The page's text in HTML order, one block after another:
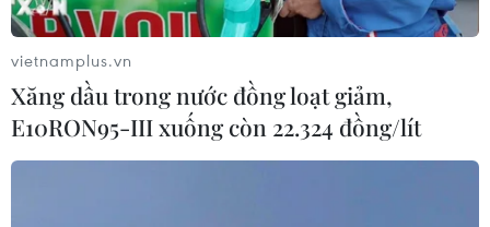
vietnamplus.vn
Xăng dầu trong nước đồng loạt giảm,
E10RON95-III xuống còn 22.324 đồng/lít